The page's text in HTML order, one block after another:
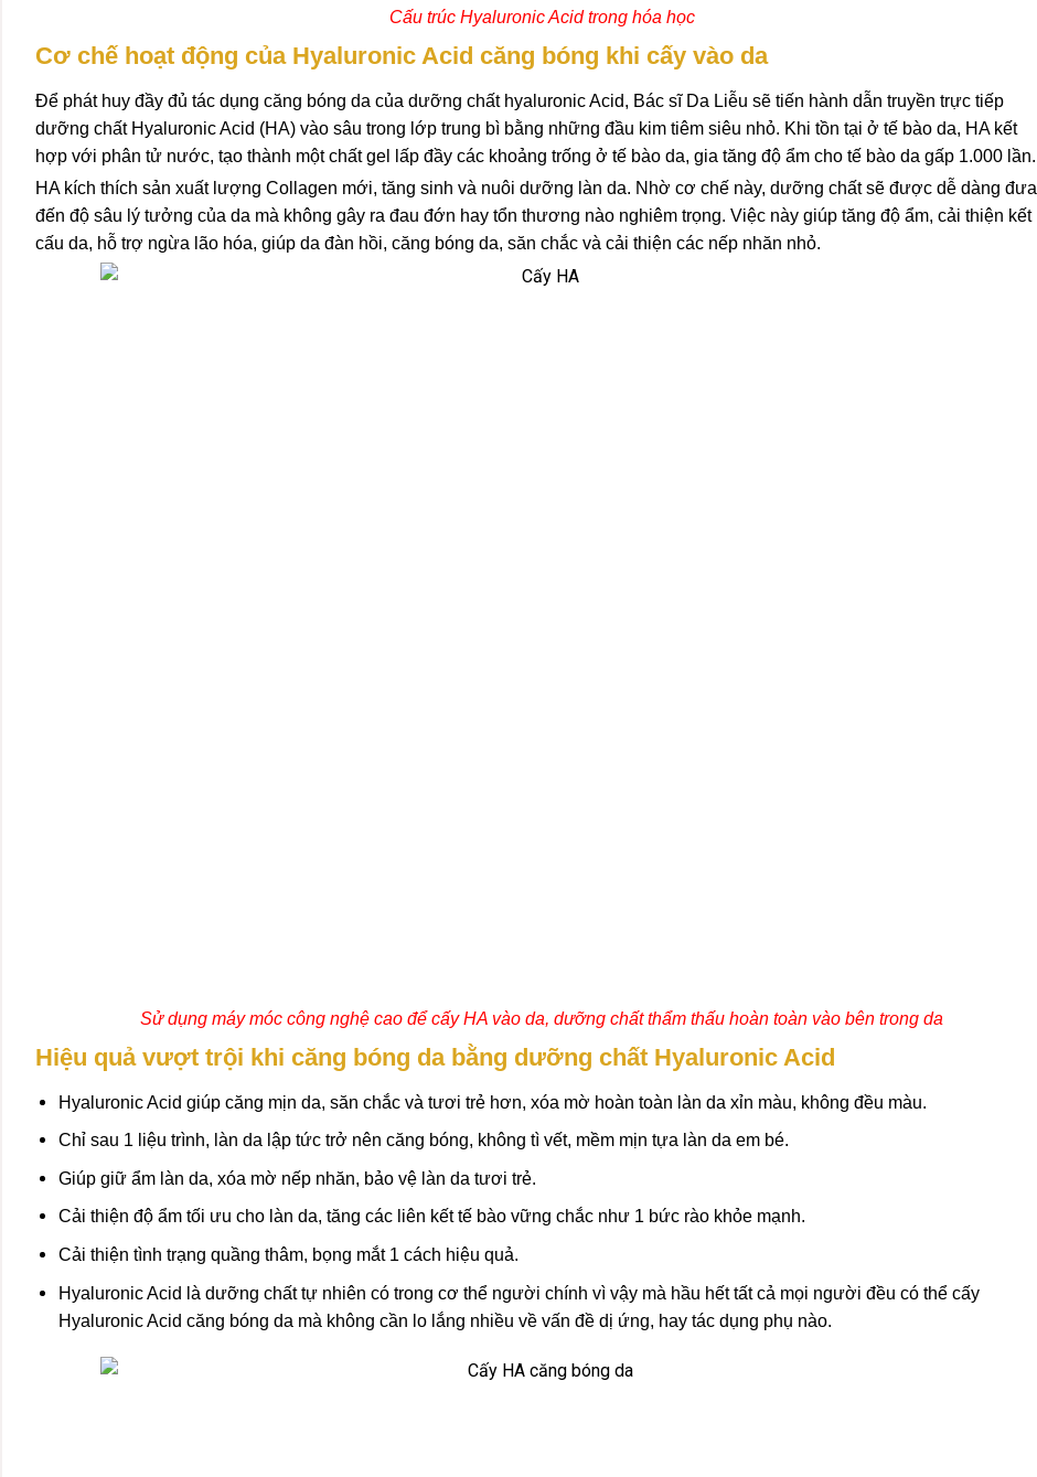
Cấu trúc Hyaluronic Acid trong hóa học
Cơ chế hoạt động của Hyaluronic Acid căng bóng khi cấy vào da
Để phát huy đầy đủ tác dụng căng bóng da của dưỡng chất hyaluronic Acid, Bác sĩ Da Liễu sẽ tiến hành dẫn truyền trực tiếp
dưỡng chất Hyaluronic Acid (HA) vào sâu trong lớp trung bì bằng những đầu kim tiêm siêu nhỏ. Khi tồn tại ở tế bào da, HA kết
hợp với phân tử nước, tạo thành một chất gel lấp đầy các khoảng trống ở tế bào da, gia tăng độ ẩm cho tế bào da gấp 1.000 lần.
HA kích thích sản xuất lượng Collagen mới, tăng sinh và nuôi dưỡng làn da. Nhờ cơ chế này, dưỡng chất sẽ được dễ dàng đưa
đến độ sâu lý tưởng của da mà không gây ra đau đớn hay tổn thương nào nghiêm trọng. Việc này giúp tăng độ ẩm, cải thiện kết
cấu da, hỗ trợ ngừa lão hóa, giúp da đàn hồi, căng bóng da, săn chắc và cải thiện các nếp nhăn nhỏ.
Sử dụng máy móc công nghệ cao để cấy HA vào da, dưỡng chất thẩm thấu hoàn toàn vào bên trong da
Hiệu quả vượt trội khi căng bóng da bằng dưỡng chất Hyaluronic Acid
Hyaluronic Acid giúp căng mịn da, săn chắc và tươi trẻ hơn, xóa mờ hoàn toàn làn da xỉn màu, không đều màu.
Chỉ sau 1 liệu trình, làn da lập tức trở nên căng bóng, không tì vết, mềm mịn tựa làn da em bé.
Giúp giữ ẩm làn da, xóa mờ nếp nhăn, bảo vệ làn da tươi trẻ.
Cải thiện độ ẩm tối ưu cho làn da, tăng các liên kết tế bào vững chắc như 1 bức rào khỏe mạnh.
Cải thiện tình trạng quầng thâm, bọng mắt 1 cách hiệu quả.
Hyaluronic Acid là dưỡng chất tự nhiên có trong cơ thể người chính vì vậy mà hầu hết tất cả mọi người đều có thể cấy
Hyaluronic Acid căng bóng da mà không cần lo lắng nhiều về vấn đề dị ứng, hay tác dụng phụ nào​.